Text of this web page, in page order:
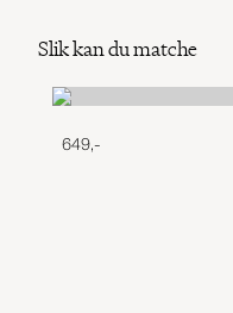
Slik kan du matche
649,-